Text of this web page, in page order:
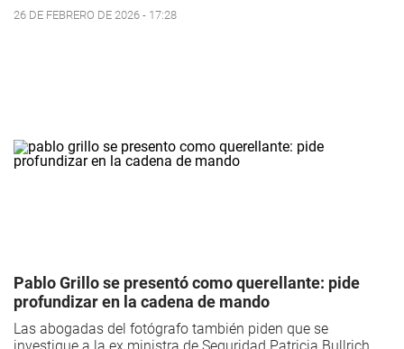
26 DE FEBRERO DE 2026 - 17:28
Pablo Grillo se presentó como querellante: pide
profundizar en la cadena de mando
Las abogadas del fotógrafo también piden que se